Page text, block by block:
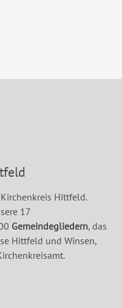
Hittfeld.
17
Gemeindegliedern, das
Hittfeld und Winsen,